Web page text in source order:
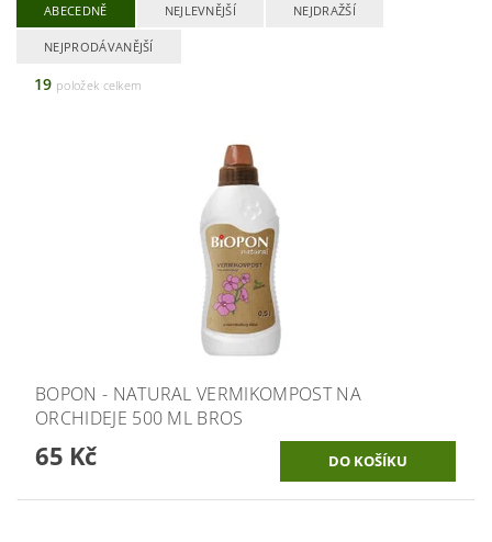
ABECEDNĚ NEJLEVNĚJŠÍ NEJDRAŽŠÍ
NEJPRODÁVANĚJŠÍ
19 položek celkem
BOPON - NATURAL VERMIKOMPOST NA
ORCHIDEJE 500 ML BROS
65 Kč